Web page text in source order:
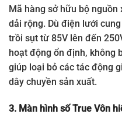
Mã hàng sở hữu bộ
dải rộng. Dù điện lưới
trồi sụt từ 85V lên đến
hoạt động ổn định, không
giúp loại bỏ các tác động
dây chuyền sản xuất.
3. Màn hình số True Vôn